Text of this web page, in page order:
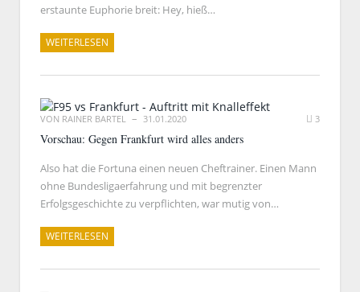
erstaunte Euphorie breit: Hey, hieß…
WEITERLESEN
VON RAINER BARTEL 31.01.2020 3
Vorschau: Gegen Frankfurt wird alles anders
Also hat die Fortuna einen neuen Cheftrainer. Einen Mann
ohne Bundesligaerfahrung und mit begrenzter
Erfolgsgeschichte zu verpflichten, war mutig von…
WEITERLESEN